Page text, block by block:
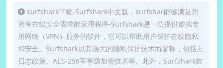
surfshark下载-Surfshark中文版，surfshar能够满足您
所有在线安全需求的应用程序-Surfshark是一款提供虚拟专
用网络（VPN）服务的软件，它可以帮助用户保护在线隐私
和安全。Surfshark以其强大的隐私保护技术而著称，包括无
日志政策、AES-256军事级加密技术等。此外，Surfshark在